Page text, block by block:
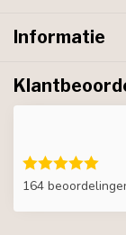
Informatie
164